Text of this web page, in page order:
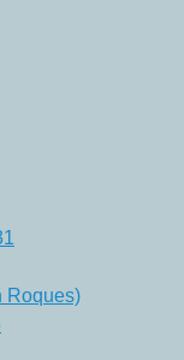
Roques)